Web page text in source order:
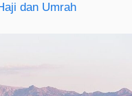
dan Umrah